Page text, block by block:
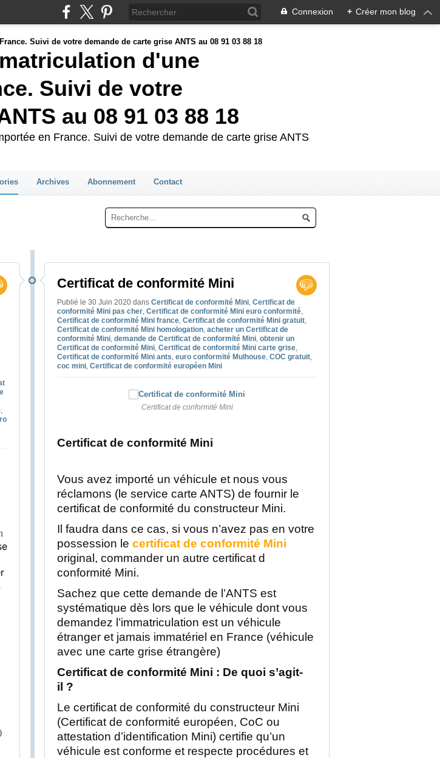
Connexion + Créer mon blog
d'une
Suivi de votre
au 08 91 03 88 18
en France. Suivi de votre demande de carte grise ANTS
Archives Abonnement Contact
Certificat de conformité Mini
Publié le 30 Juin 2020 dans Certificat de conformité Mini Certificat de
conformité Mini pas cher Certificat de conformité Mini euro conformité
Certificat de conformité Mini france Certificat de conformité Mini gratuit
Certificat de conformité Mini homologation acheter un Certificat de
conformité Mini demande de Certificat de conformité Mini obtenir un
Certificat de conformité Mini Certificat de conformité Mini carte grise
Certificat de conformité Mini ants euro conformité Mulhouse COC gratuit
coc mini Certificat de conformité européen Mini
Certificat de conformité Mini
Certificat de conformité Mini
Vous avez importé un véhicule et nous vous
réclamons (le service carte ANTS) de fournir le
certificat de conformité du constructeur Mini.
Il faudra dans ce cas, si vous n’avez pas en votre
possession le certificat de conformité Mini
original, commander un autre certificat d
conformité Mini.
Sachez que cette demande de l’ANTS est
systématique dès lors que le véhicule dont vous
demandez l’immatriculation est un véhicule
étranger et jamais immatériel en France (véhicule
avec une carte grise étrangère)
Certificat de conformité Mini : De quoi s’agit-
il ?
Le certificat de conformité du constructeur Mini
(Certificat de conformité européen, CoC ou
attestation d’identification Mini) certifie qu’un
véhicule est conforme et respecte procédures et